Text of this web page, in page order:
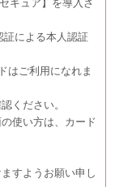
キュア】を導入さ
証による本人認証
はご利用になれま
ください。
使い方は、カード
すようお願い申し